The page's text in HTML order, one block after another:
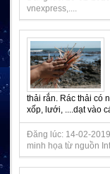
vnexpress,....
thải rắn. Rác thải có
xốp, lưới, ....dạt vào
Đăng lúc: 14-02-
minh họa từ nguồn